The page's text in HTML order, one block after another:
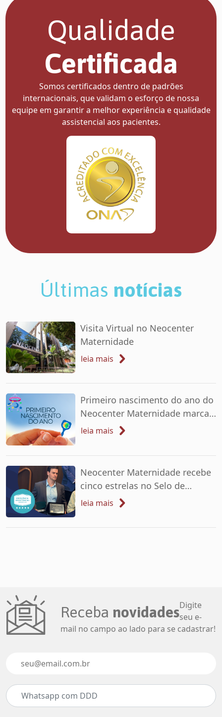
Qualidade
Certificada
Somos certificados dentro de padrões
internacionais, que validam o esforço de nossa
equipe em garantir a melhor experiência e qualidade
assistencial aos pacientes.
Últimas notícias
Visita Virtual no Neocenter
Maternidade
leia mais
Primeiro nascimento do ano do
Neocenter Maternidade marca
início de 2026
leia mais
Neocenter Maternidade recebe
cinco estrelas no Selo de
Excelência Assistencial da
Experiência do Cliente
leia mais
Receba novidadesDigite
seu e-
mail no campo ao lado para se cadastrar!